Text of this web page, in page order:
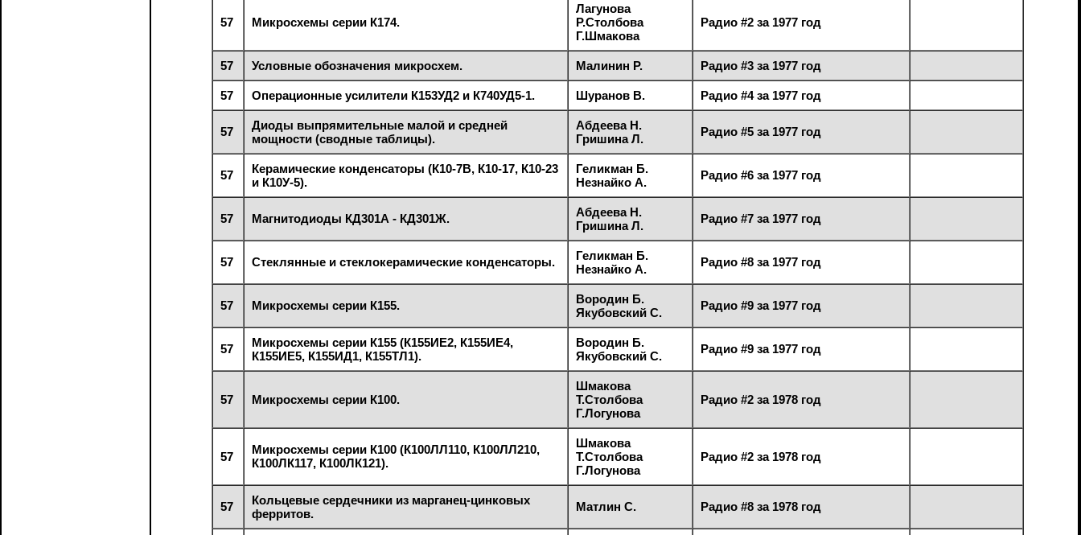
57 Микросхемы серии К174.
Лагунова
Р.Столбова
Г.Шмакова
Радио #2 за 1977 год
57 Условные обозначения микросхем. Малинин Р. Радио #3 за 1977 год
57 Операционные усилители К153УД2 и К740УД5-1. Шуранов В. Радио #4 за 1977 год
57
Диоды выпрямительные малой и средней
мощности (сводные таблицы).
Абдеева Н.
Гришина Л.
Радио #5 за 1977 год
57
Керамические конденсаторы (К10-7В, К10-17, К10-23
и К10У-5).
Геликман Б.
Незнайко А.
Радио #6 за 1977 год
57 Магнитодиоды КД301А - КД301Ж.
Абдеева Н.
Гришина Л.
Радио #7 за 1977 год
57 Стеклянные и стеклокерамические конденсаторы.
Геликман Б.
Незнайко А.
Радио #8 за 1977 год
57 Микросхемы серии К155.
Вородин Б.
Якубовский С.
Радио #9 за 1977 год
57
Микросхемы серии К155 (К155ИЕ2, К155ИЕ4,
К155ИЕ5, К155ИД1, К155ТЛ1).
Вородин Б.
Якубовский С.
Радио #9 за 1977 год
57 Микросхемы серии К100.
Шмакова
Т.Столбова
Г.Логунова
Радио #2 за 1978 год
57
Микросхемы серии К100 (К100ЛЛ110, К100ЛЛ210,
К100ЛК117, К100ЛК121).
Шмакова
Т.Столбова
Г.Логунова
Радио #2 за 1978 год
57
Кольцевые сердечники из марганец-цинковых
ферритов.
Матлин С. Радио #8 за 1978 год